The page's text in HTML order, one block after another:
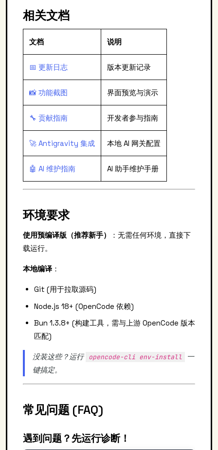
相关文档
文档 说明
📅 更新日志 版本更新记录
📸 功能截图 界面预览与演示
🔧 贡献指南 开发者参与指南
🚀 Antigravity 集成 本地 AI 网关配置
🤖 AI 维护指南 AI 助手维护手册
环境要求
使用预编译版（推荐新手）
：无需任何环境，直接下
载运行。
本地编译 ：
Git (用于拉取源码)
Node.js 18+ (OpenCode 依赖)
Bun 1.3.8+ (构建工具，需与上游 OpenCode 版本
匹配)
没装这些？运行 opencode-cli env-install
一
键搞定。
常见问题 (FAQ)
遇到问题？先运行诊断！